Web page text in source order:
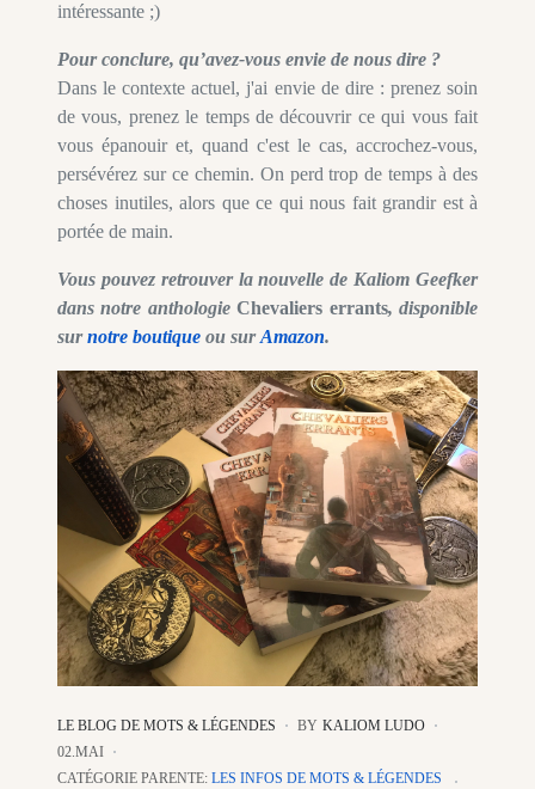
intéressante ;)
Pour conclure, qu’avez-vous envie de nous dire ?
Dans le contexte actuel, j'ai envie de dire : prenez soin
de vous, prenez le temps de découvrir ce qui vous fait
vous épanouir et, quand c'est le cas, accrochez-vous,
persévérez sur ce chemin. On perd trop de temps à des
choses inutiles, alors que ce qui nous fait grandir est à
portée de main.
Vous pouvez retrouver la nouvelle de Kaliom Geefker
dans notre anthologieChevaliers errants, disponible
surnotre boutique ou surAmazon.
LE BLOG DE MOTS & LÉGENDES BY KALIOM LUDO
02.MAI
CATÉGORIE PARENTE: LES INFOS DE MOTS & LÉGENDES